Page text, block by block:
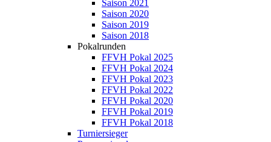
Saison 2021
Saison 2020
Saison 2019
Saison 2018
Pokalrunden
FFVH Pokal 2025
FFVH Pokal 2024
FFVH Pokal 2023
FFVH Pokal 2022
FFVH Pokal 2020
FFVH Pokal 2019
FFVH Pokal 2018
Turniersieger